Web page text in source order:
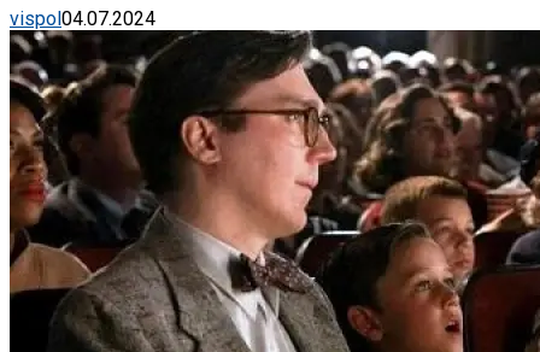
vispol04.07.2024